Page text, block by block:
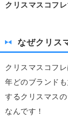
クリスマスコフレ
なぜクリス
クリスマスコフ
年どのブランド
するクリスマス
なんです！